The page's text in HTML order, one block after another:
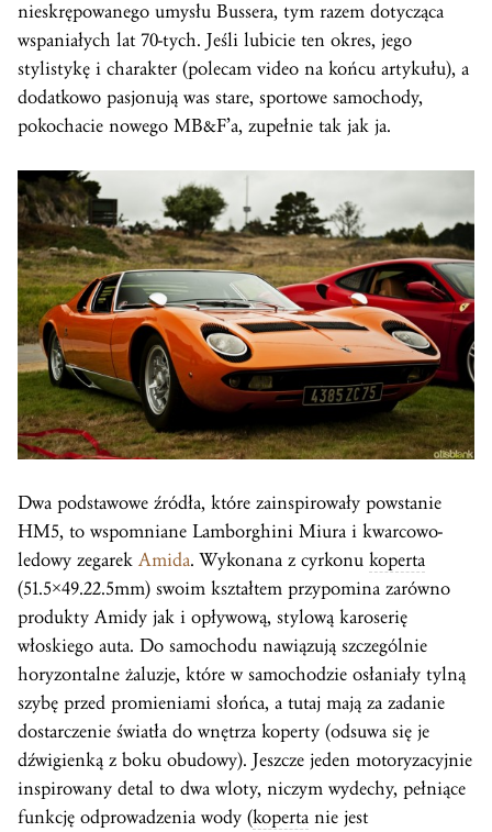
nieskrępowanego umysłu Bussera, tym razem dotycząca
wspaniałych lat 70-tych. Jeśli lubicie ten okres, jego
stylistykę i charakter (polecam video na końcu artykułu), a
dodatkowo pasjonują was stare, sportowe samochody,
pokochacie nowego MB&F’a, zupełnie tak jak ja.
Dwa podstawowe źródła, które zainspirowały powstanie
HM5, to wspomniane Lamborghini Miura i kwarcowo-
ledowy zegarek Amida. Wykonana z cyrkonu koperta
(51.5×49.22.5mm) swoim kształtem przypomina zarówno
produkty Amidy jak i opływową, stylową karoserię
włoskiego auta. Do samochodu nawiązują szczególnie
horyzontalne żaluzje, które w samochodzie osłaniały tylną
szybę przed promieniami słońca, a tutaj mają za zadanie
dostarczenie światła do wnętrza koperty (odsuwa się je
dźwigienką z boku obudowy). Jeszcze jeden motoryzacyjnie
inspirowany detal to dwa wloty, niczym wydechy, pełniące
funkcję odprowadzenia wody (koperta nie jest